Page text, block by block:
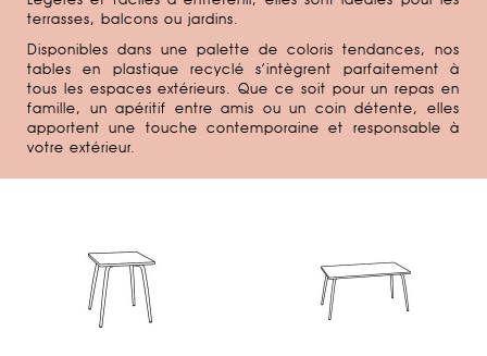
terrasses, balcons ou jardins.
Disponibles dans une palette de coloris tendances, nos
tables en plastique recyclé s’intègrent parfaitement à
tous les espaces extérieurs. Que ce soit pour un repas en
famille, un apéritif entre amis ou un coin détente, elles
apportent une touche contemporaine et responsable à
votre extérieur.